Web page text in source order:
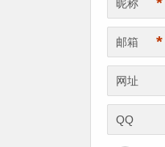
昵称
邮箱 *
网址
QQ